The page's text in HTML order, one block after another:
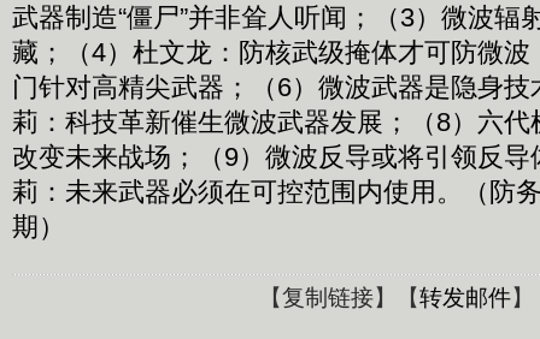
武器制造“僵尸”并非耸人听闻；（3）微波辐
藏；（4）杜文龙：防核武级掩体才可防微
门针对高精尖武器；（6）微波武器是隐身
莉：科技革新催生微波武器发展；（8）六
改变未来战场；（9）微波反导或将引领反
莉：未来武器必须在可控范围内使用。（防
期）
【复制链接】【转发邮件】